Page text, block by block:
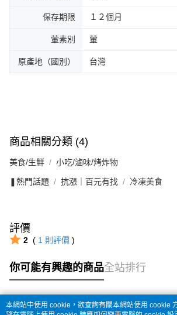
保存期限 １２個月
葷素別 葷
原產地（國別） 台灣
商品相關分類 (4)
美食/生鮮 小吃/滷味/烤炸物
❚熱門話題 抗漲｜百元有找 冷凍美食
評價
2 ( 1 則評價 )
你可能有興趣的商品全站排行
熱門標籤
本網站中使用 cookie，欲查詢有關本網站使用 cookie